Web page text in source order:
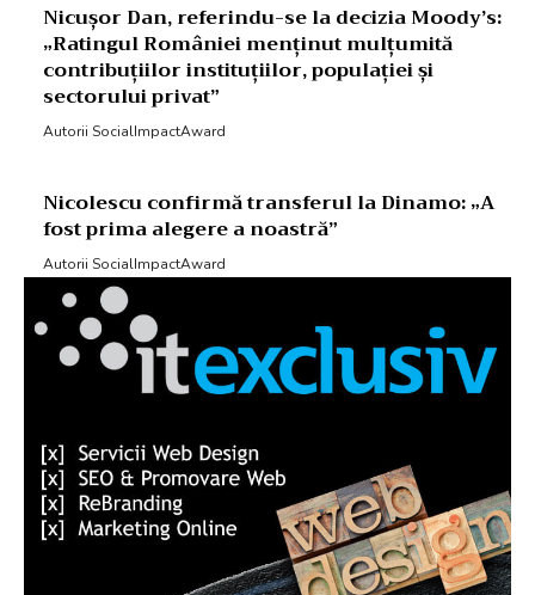
Nicușor Dan, referindu-se la decizia Moody’s:
„Ratingul României menținut mulțumită
contribuțiilor instituțiilor, populației și
sectorului privat”
Autorii SocialImpactAward
Nicolescu confirmă transferul la Dinamo: „A
fost prima alegere a noastră”
Autorii SocialImpactAward